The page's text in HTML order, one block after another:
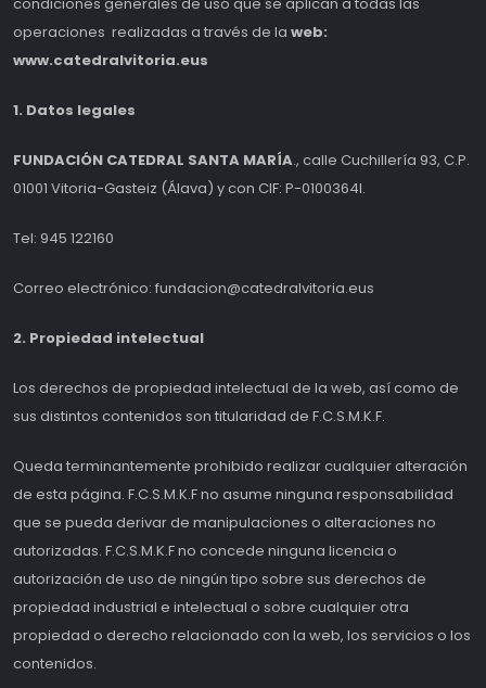
operaciones realizadas a través de la web:
www.catedralvitoria.eus
1. Datos legales
FUNDACIÓN CATEDRAL SANTA MARÍA., calle Cuchillería 93, C.P.
01001 Vitoria-Gasteiz (Álava) y con CIF: P-0100364I.
Tel: 945 122160
Correo electrónico: fundacion@catedralvitoria.eus
2. Propiedad intelectual
Los derechos de propiedad intelectual de la web, así como de
sus distintos contenidos son titularidad de F.C.S.M.K.F.
Queda terminantemente prohibido realizar cualquier alteración
de esta página. F.C.S.M.K.F no asume ninguna responsabilidad
que se pueda derivar de manipulaciones o alteraciones no
autorizadas. F.C.S.M.K.F no concede ninguna licencia o
autorización de uso de ningún tipo sobre sus derechos de
propiedad industrial e intelectual o sobre cualquier otra
propiedad o derecho relacionado con la web, los servicios o los
contenidos.